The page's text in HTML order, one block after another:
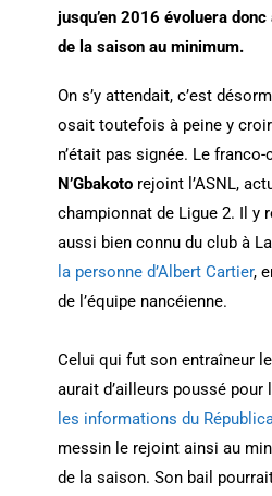
jusqu’en 2016 évoluera
de la saison au minimum.
On s’y attendait, c’est
osait toutefois à peine y
n’était pas signée. Le
N’Gbakotorejoint l’ASNL,
championnat de Ligue 2. Il y
aussi bien connu du club à
la personne d’Albert Cartier,
de l’équipe nancéienne.
Celui qui fut son entraîneur
aurait d’ailleurs poussé pour
les informations du
messin le rejoint ainsi au
de la saison. Son bail